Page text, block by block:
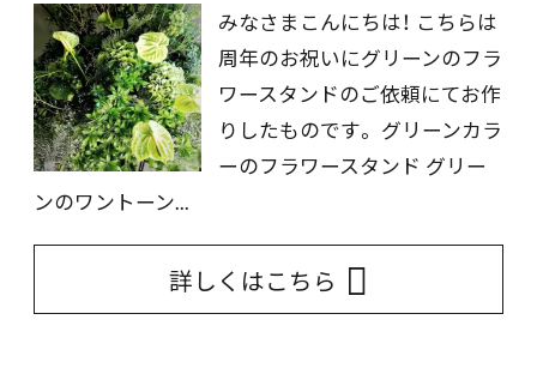
みなさまこんにちは！ こちらは
周年のお祝いにグリーンのフラ
ワースタンドのご依頼にてお作
りしたものです。 グリーンカラ
ーのフラワースタンド グリー
ンのワントーン...
詳しくはこちら